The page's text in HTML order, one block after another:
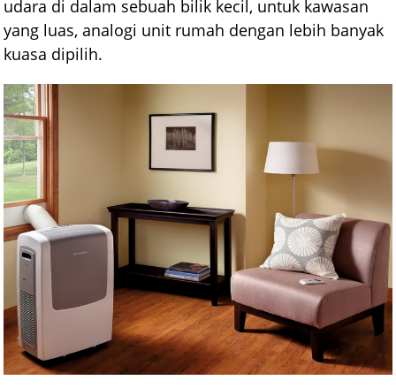
udara di dalam sebuah bilik kecil, untuk kawasan
yang luas, analogi unit rumah dengan lebih banyak
kuasa dipilih.